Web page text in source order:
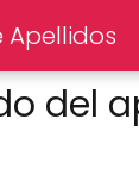
Apellidos
del